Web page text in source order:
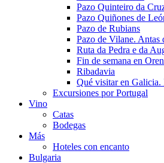
Pazo Quinteiro da
Pazo Quiñones de
Pazo de Rubians
Pazo de Vilane.
Ruta da Pedra e da
Fin de semana en
Ribadavia
Qué visitar en Galicia.
Excursiones por Portugal
Vino
Catas
Bodegas
Más
Hoteles con encanto
Bulgaria